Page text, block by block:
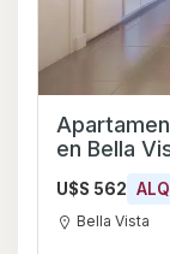
en Bella
U$S 562
Bella Vista